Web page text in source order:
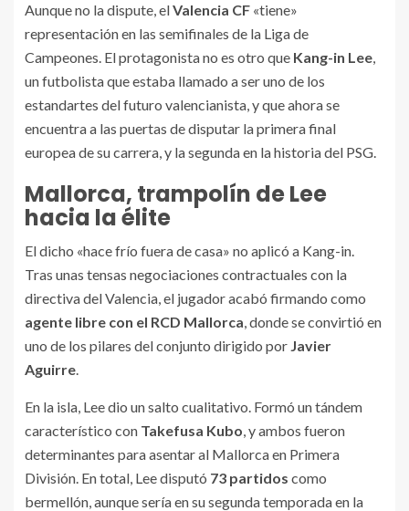
Aunque no la dispute, elValencia CF «tiene»
representación en las semifinales de la Liga de
Campeones. El protagonista no es otro que Kang-in Lee,
un futbolista que estaba llamado a ser uno de los
estandartes del futuro valencianista, y que ahora se
encuentra a las puertas de disputar la primera final
europea de su carrera, y la segunda en la historia del PSG.
Mallorca, trampolín de Lee
hacia la élite
El dicho «hace frío fuera de casa» no aplicó a Kang-in.
Tras unas tensas negociaciones contractuales con la
directiva del Valencia, el jugador acabó firmando como
agente libre con el RCD Mallorca, donde se convirtió en
uno de los pilares del conjunto dirigido por Javier
Aguirre.
En la isla, Lee dio un salto cualitativo. Formó un tándem
característico con Takefusa Kubo, y ambos fueron
determinantes para asentar al Mallorca en Primera
División. En total, Lee disputó 73 partidos como
bermellón, aunque sería en su segunda temporada en la